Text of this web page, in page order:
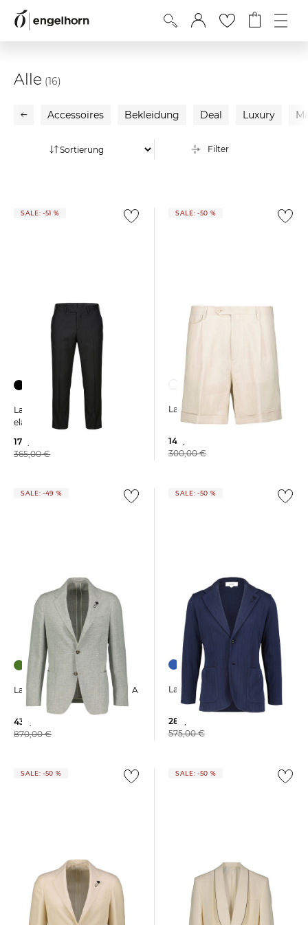
Alle (16)
Accessoires Bekleidung Deal Luxury
Filter
SALE: -51 %
Lardini | Herren Hose aus
elastischer Wolle
179,99 €
365,00 €
SALE: -50 %
Lardini | Herren Shorts
149,99 €
300,00 €
SALE: -49 %
Lardini | Herren Blazer ROMA
439,99 €
870,00 €
SALE: -50 %
Lardini | Herren Sakko
289,99 €
575,00 €
SALE: -50 % SALE: -50 %